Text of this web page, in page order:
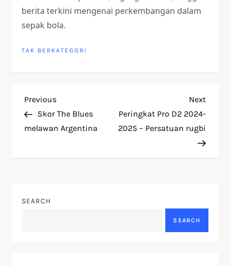
berita terkini mengenai perkembangan dalam
sepak bola.
TAK BERKATEGORI
P
o
n
Previous
Post
Previous
Skor The Blues
melawan Argentina
Next
Post
Next
Peringkat Pro D2 2024-
2025 – Persatuan rugbi
SEARCH
SEARCH